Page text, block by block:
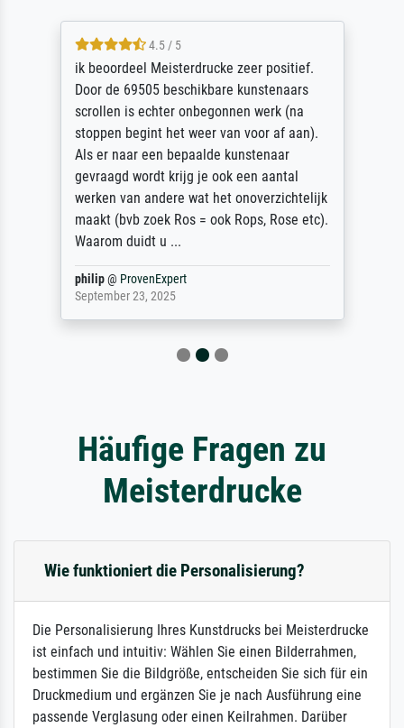
4.5 / 5
ik beoordeel Meisterdrucke zeer positief.
Door de 69505 beschikbare kunstenaars
scrollen is echter onbegonnen werk (na
stoppen begint het weer van voor af aan).
Als er naar een bepaalde kunstenaar
gevraagd wordt krijg je ook een aantal
werken van andere wat het onoverzichtelijk
maakt (bvb zoek Ros = ook Rops, Rose etc).
Waarom duidt u ...
philip@ ProvenExpert
September 23, 2025
Häufige Fragen zu
Meisterdrucke
Wie funktioniert die Personalisierung?
Die Personalisierung Ihres Kunstdrucks bei Meisterdrucke
ist einfach und intuitiv: Wählen Sie einen Bilderrahmen,
bestimmen Sie die Bildgröße, entscheiden Sie sich für ein
Druckmedium und ergänzen Sie je nach Ausführung eine
passende Verglasung oder einen Keilrahmen. Darüber